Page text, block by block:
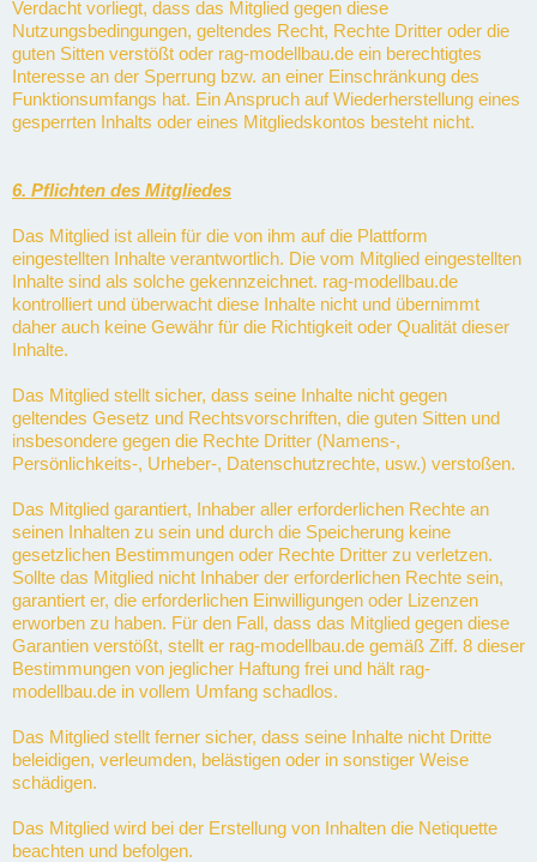
Verdacht vorliegt, dass das Mitglied gegen diese
Nutzungsbedingungen, geltendes Recht, Rechte Dritter oder die
guten Sitten verstößt oder rag-modellbau.de ein berechtigtes
Interesse an der Sperrung bzw. an einer Einschränkung des
Funktionsumfangs hat. Ein Anspruch auf Wiederherstellung eines
gesperrten Inhalts oder eines Mitgliedskontos besteht nicht.
6. Pflichten des Mitgliedes
Das Mitglied ist allein für die von ihm auf die Plattform
eingestellten Inhalte verantwortlich. Die vom Mitglied eingestellten
Inhalte sind als solche gekennzeichnet. rag-modellbau.de
kontrolliert und überwacht diese Inhalte nicht und übernimmt
daher auch keine Gewähr für die Richtigkeit oder Qualität dieser
Inhalte.
Das Mitglied stellt sicher, dass seine Inhalte nicht gegen
geltendes Gesetz und Rechtsvorschriften, die guten Sitten und
insbesondere gegen die Rechte Dritter (Namens-,
Persönlichkeits-, Urheber-, Datenschutzrechte, usw.) verstoßen.
Das Mitglied garantiert, Inhaber aller erforderlichen Rechte an
seinen Inhalten zu sein und durch die Speicherung keine
gesetzlichen Bestimmungen oder Rechte Dritter zu verletzen.
Sollte das Mitglied nicht Inhaber der erforderlichen Rechte sein,
garantiert er, die erforderlichen Einwilligungen oder Lizenzen
erworben zu haben. Für den Fall, dass das Mitglied gegen diese
Garantien verstößt, stellt er rag-modellbau.de gemäß Ziff. 8 dieser
Bestimmungen von jeglicher Haftung frei und hält rag-
modellbau.de in vollem Umfang schadlos.
Das Mitglied stellt ferner sicher, dass seine Inhalte nicht Dritte
beleidigen, verleumden, belästigen oder in sonstiger Weise
schädigen.
Das Mitglied wird bei der Erstellung von Inhalten die Netiquette
beachten und befolgen.